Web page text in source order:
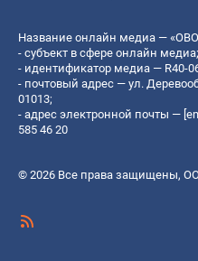
Название онлайн медиа —
- субъект в сфере онлайн медиа;
- идентификатор медиа — R40-
- почтовый адрес — ул.
01013;
- адрес электронной почты —
585 46 20
© 2026 Все права защищены,